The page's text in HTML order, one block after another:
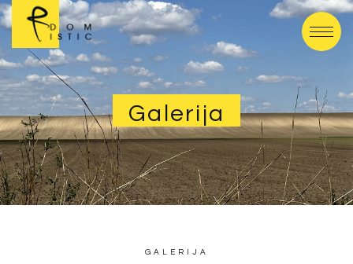
Galerija
GALERIJA